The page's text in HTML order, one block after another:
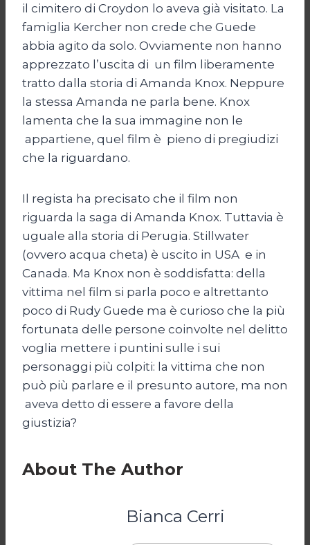
il cimitero di Croydon lo aveva già visitato. La
famiglia Kercher non crede che Guede
abbia agito da solo. Ovviamente non hanno
apprezzato l’uscita di un film liberamente
tratto dalla storia di Amanda Knox. Neppure
la stessa Amanda ne parla bene. Knox
lamenta che la sua immagine non le
appartiene, quel film è pieno di pregiudizi
che la riguardano.
Il regista ha precisato che il film non
riguarda la saga di Amanda Knox. Tuttavia è
uguale alla storia di Perugia. Stillwater
(ovvero acqua cheta) è uscito in USA e in
Canada. Ma Knox non è soddisfatta: della
vittima nel film si parla poco e altrettanto
poco di Rudy Guede ma è curioso che la più
fortunata delle persone coinvolte nel delitto
voglia mettere i puntini sulle i sui
personaggi più colpiti: la vittima che non
può più parlare e il presunto autore, ma non
aveva detto di essere a favore della
giustizia?
About The Author
Bianca Cerri